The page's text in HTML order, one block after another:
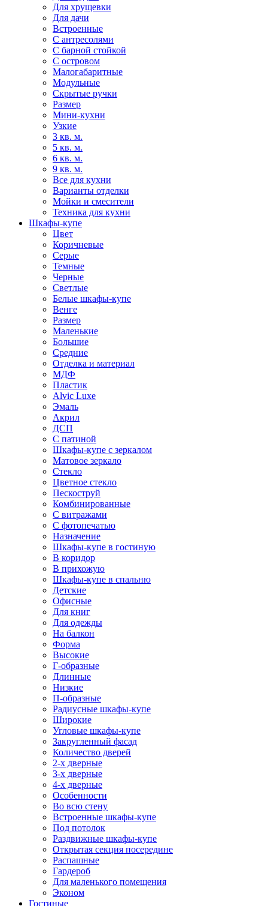
Для хрущевки
Для дачи
Встроенные
С антресолями
С барной стойкой
С островом
Малогабаритные
Модульные
Скрытые ручки
Размер
Мини-кухни
Узкие
3 кв. м.
5 кв. м.
6 кв. м.
9 кв. м.
Все для кухни
Варианты отделки
Мойки и смесители
Техника для кухни
Шкафы-купе
Цвет
Коричневые
Серые
Темные
Черные
Светлые
Белые шкафы-купе
Венге
Размер
Маленькие
Большие
Средние
Отделка и материал
МДФ
Пластик
Alvic Luxe
Эмаль
Акрил
ДСП
С патиной
Шкафы-купе с зеркалом
Матовое зеркало
Стекло
Цветное стекло
Пескоструй
Комбинированные
С витражами
С фотопечатью
Назначение
Шкафы-купе в гостиную
В коридор
В прихожую
Шкафы-купе в спальню
Детские
Офисные
Для книг
Для одежды
На балкон
Форма
Высокие
Г-образные
Длинные
Низкие
П-образные
Радиусные шкафы-купе
Широкие
Угловые шкафы-купе
Закругленный фасад
Количество дверей
2-х дверные
3-х дверные
4-х дверные
Особенности
Во всю стену
Встроенные шкафы-купе
Под потолок
Раздвижные шкафы-купе
Открытая секция посередине
Распашные
Гардероб
Для маленького помещения
Эконом
Гостиные